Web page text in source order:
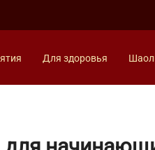
Для здоровья